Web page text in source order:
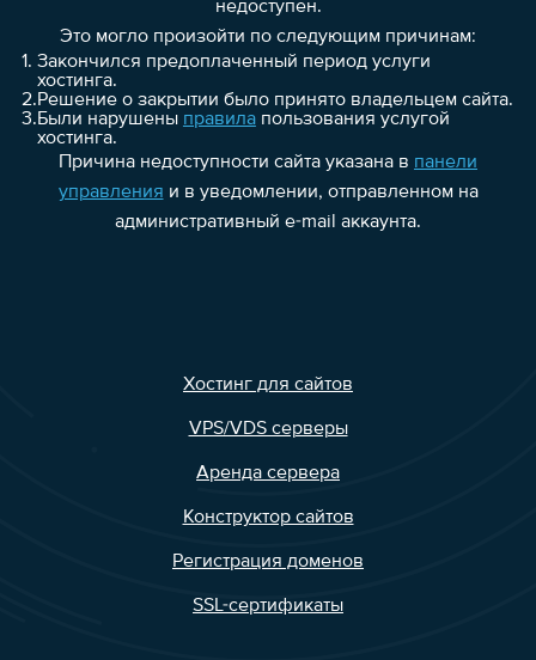
недоступен.
Это могло произойти по следующим причинам:
1. Закончился предоплаченный период услуги
хостинга.
2.Решение о закрытии было принято владельцем сайта.
3.Были нарушены правилапользования услугой
хостинга.
Причина недоступности сайта указана в панели
управления и в уведомлении, отправленном на
административный e-mail аккаунта.
Хостинг для сайтов
VPS/VDS серверы
Аренда сервера
Конструктор сайтов
Регистрация доменов
SSL-сертификаты